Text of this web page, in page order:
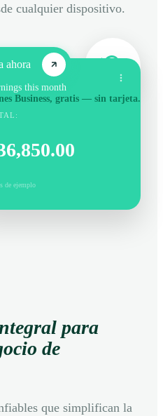
cualquier dispositivo.
ahora
Business, gratis — sin tarjeta.
this month
de ejemplo
para
de
que simplifican la